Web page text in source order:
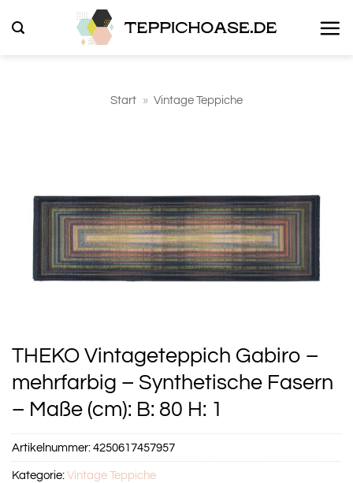
Inhalt
Start » Vintage Teppiche
THEKO Vintageteppich Gabiro –
mehrfarbig – Synthetische Fasern
– Maße (cm): B: 80 H: 1
Artikelnummer:4250617457957
Kategorie:Vintage Teppiche